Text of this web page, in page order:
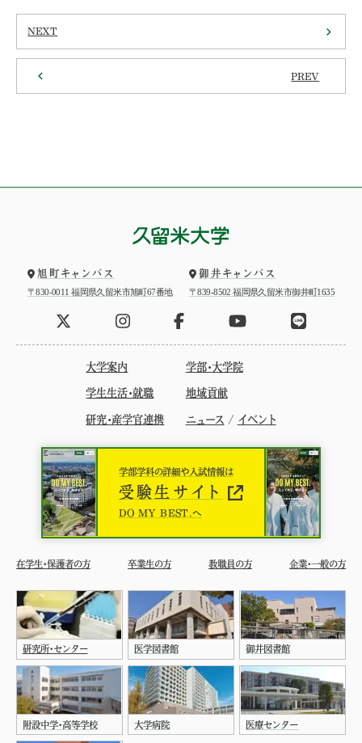
NEXT
PREV
旭町キャンパス
〒830-0011 福岡県久留米市旭町67番地
御井キャンパス
〒839-8502 福岡県久留米市御井町1635
大学案内 学部・大学院
学生生活・就職 地域貢献
研究・産学官連携 ニュース / イベント
学部学科の詳細や入試情報は
受験生サイト
DO MY BEST.へ
在学生・保護者の方 卒業生の方 教職員の方 企業・一般の方
研究所・センター 医学図書館 御井図書館
附設中学・高等学校 大学病院 医療センター